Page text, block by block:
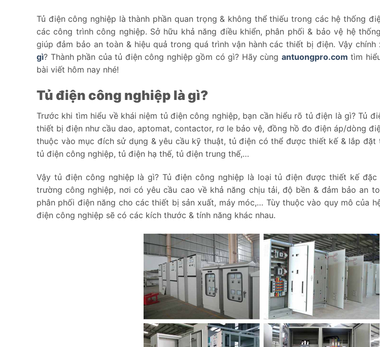
Tủ điện công nghiệp là thành phần quan trọng & không thể thiếu trong các hệ thống
các công trình công nghiệp. Sở hữu khả năng điều khiển, phân phối & bảo vệ hệ
giúp đảm bảo an toàn & hiệu quả trong quá trình vận hành các thiết bị điện. Vậy
gì? Thành phần của tủ điện công nghiệp gồm có gì? Hãy cùng antuongpro.com tìm
bài viết hôm nay nhé!
Tủ điện công nghiệp là gì?
Trước khi tìm hiểu về khái niệm tủ điện công nghiệp, bạn cần hiểu rõ tủ điện là gì? Tủ
thiết bị điện như cầu dao, aptomat, contactor, rơ le bảo vệ, đồng hồ đo điện áp/dòng
thuộc vào mục đích sử dụng & yêu cầu kỹ thuật, tủ điện có thể được thiết kế & lắp đặt
tủ điện công nghiệp, tủ điện hạ thế, tủ điện trung thế,…
Vậy tủ điện công nghiệp là gì? Tủ điện công nghiệp là loại tủ điện được thiết kế
trường công nghiệp, nơi có yêu cầu cao về khả năng chịu tải, độ bền & đảm bảo an
phân phối điện năng cho các thiết bị sản xuất, máy móc,… Tùy thuộc vào quy mô của
điện công nghiệp sẽ có các kích thước & tính năng khác nhau.